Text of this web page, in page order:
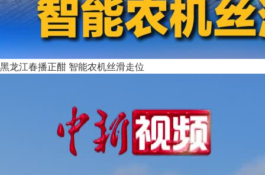
黑龙江春播正酣 智能农机丝滑走位